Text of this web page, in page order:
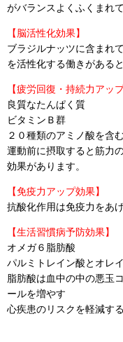
がバランスよくふくまれ
【脳活性化効果】
ブラジルナッツに含まれ
を活性化する働きがある
【疲労回復・持続力アッ
良質なたんぱく質
ビタミンＢ群
２０種類のアミノ酸を含
運動前に摂取すると筋力
効果があります。
【免疫力アップ効果】
抗酸化作用は免疫力をあ
【生活習慣病予防効果】
オメガ６脂肪酸
パルミトレイン酸とオレ
脂肪酸は血中の中の悪玉
ールを増やす
心疾患のリスクを軽減す